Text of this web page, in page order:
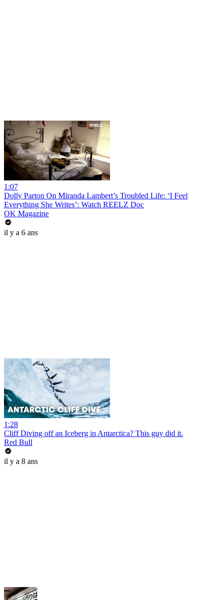
1:07
Dolly Parton On Miranda Lambert’s Troubled Life: ‘I Feel
Everything She Writes’: Watch REELZ Doc
OK Magazine
il y a 6 ans
1:28
Cliff Diving off an Iceberg in Antarctica? This guy did it.
Red Bull
il y a 8 ans